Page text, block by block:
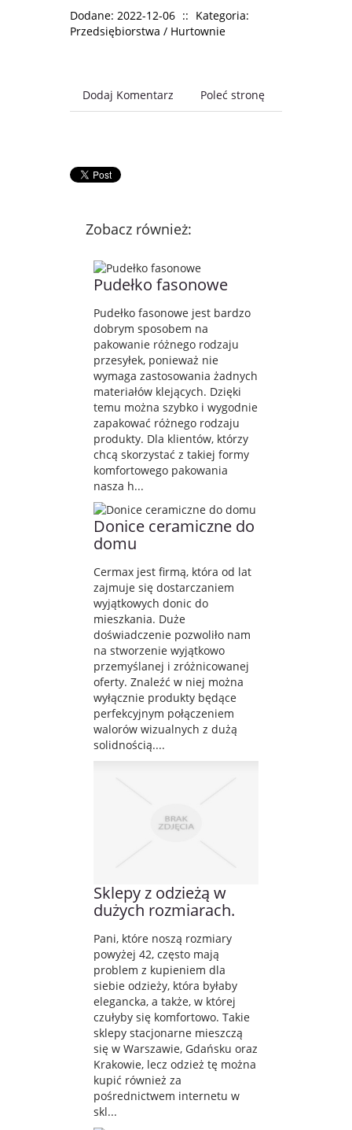
Dodane: 2022-12-06 :: Kategoria:
Przedsiębiorstwa / Hurtownie
Dodaj Komentarz Poleć stronę
Zobacz również:
Pudełko fasonowe
Pudełko fasonowe jest bardzo
dobrym sposobem na
pakowanie różnego rodzaju
przesyłek, ponieważ nie
wymaga zastosowania żadnych
materiałów klejących. Dzięki
temu można szybko i wygodnie
zapakować różnego rodzaju
produkty. Dla klientów, którzy
chcą skorzystać z takiej formy
komfortowego pakowania
nasza h...
Donice ceramiczne do
domu
Cermax jest firmą, która od lat
zajmuje się dostarczaniem
wyjątkowych donic do
mieszkania. Duże
doświadczenie pozwoliło nam
na stworzenie wyjątkowo
przemyślanej i zróżnicowanej
oferty. Znaleźć w niej można
wyłącznie produkty będące
perfekcyjnym połączeniem
walorów wizualnych z dużą
solidnością....
Sklepy z odzieżą w
dużych rozmiarach.
Pani, które noszą rozmiary
powyżej 42, często mają
problem z kupieniem dla
siebie odzieży, która byłaby
elegancka, a także, w której
czułyby się komfortowo. Takie
sklepy stacjonarne mieszczą
się w Warszawie, Gdańsku oraz
Krakowie, lecz odzież tę można
kupić również za
pośrednictwem internetu w
skl...